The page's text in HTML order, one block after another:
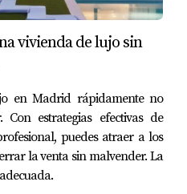
de habitabilidad en Alcalá
ser un proceso abrumador
adecuada y el apoyo
sino también para
y cómodo para ti y tus
Si tienes dudas sobre
personalizada en
vivienda de lujo sin
en Madrid rápidamente no
estrategias efectivas de
puedes atraer a los
la venta sin malvender. La